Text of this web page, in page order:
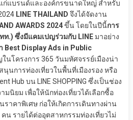
ก่แบรนด์และองค์กรขนาดใหญ่ สำหรับ
LINE THAILAND จึงได้จัดงาน
AWARDS 2024ขึ้น โดยในปีนี้การ
ท.) ซึ่งมีแคมเปญร่วมกับ LINEมาอย่าง
Best Display Ads in Public
นโครงการ 365 วันมหัศจรรย์เมืองน่า
นการท่องเที่ยวในพื้นที่เมืองรอง หรือ
Hub บน LINE SHOPPING ซึ่งเป็นช่อง
มนิยม เพื่อให้นักท่องเที่ยวได้เลือกซื้อ
ราคาพิเศษ ก่อให้เกิดการเดินทางผ่าน
คน รายได้ต่ออุตสาหกรรมท่องเที่ยวไม่